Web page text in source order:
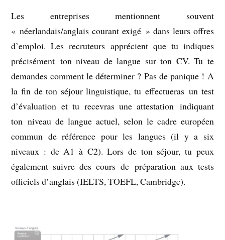
Les entreprises mentionnent souvent
« néerlandais/anglais courant exigé » dans leurs offres
d’emploi. Les recruteurs apprécient que tu indiques
précisément ton niveau de langue sur ton CV. Tu te
demandes comment le déterminer ? Pas de panique ! A
la fin de ton séjour linguistique, tu effectueras un test
d’évaluation et tu recevras une attestation indiquant
ton niveau de langue actuel, selon le cadre européen
commun de référence pour les langues (il y a six
niveaux : de A1 à C2). Lors de ton séjour, tu peux
également suivre des cours de préparation aux tests
officiels d’anglais (IELTS, TOEFL, Cambridge).